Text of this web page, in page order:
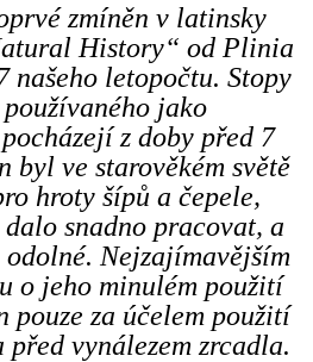
zmíněn v latinsky
History“ od Plinia
našeho letopočtu. Stopy
jako
z doby před 7
byl ve starověkém světě
hroty šípů a čepele,
snadno pracovat, a
Nejzajímavějším
o jeho minulém použití
pouze za účelem použití
vynálezem zrcadla.